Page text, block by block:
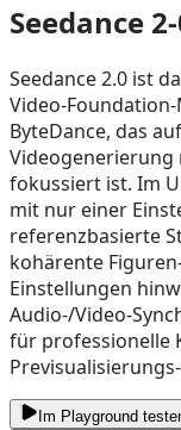
Seedance
Seedance 2.0 ist
ByteDance, das
Videogenerierung
fokussiert ist. Im
mit nur einer
referenzbasierte
kohärente
Einstellungen
Audio-/
für professionelle
Im Playground